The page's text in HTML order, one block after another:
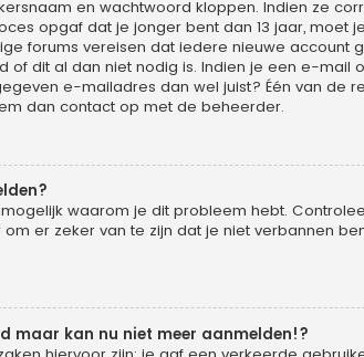
en wachtwoord kloppen. Indien ze
opgaf dat je jonger bent dan 13 jaar, moet
forums vereisen dat iedere nieuwe
of dit al dan niet nodig is. Indien je een e-
e-mailadres dan wel juist? Één van de
dan contact op met de beheerder.
waarom je dit probleem hebt.
er zeker van te zijn dat je niet verbannen
maar kan nu niet meer aanmelden!?